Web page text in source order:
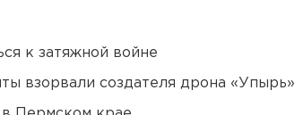
к затяжной войне
взорвали создателя дрона «Упырь»